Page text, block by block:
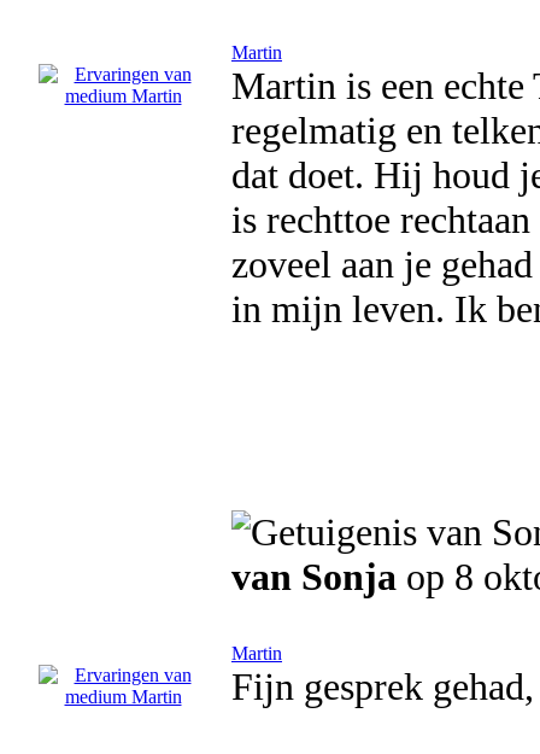
Martin
Martin is een
regelmatig en
dat doet. Hij houd
is rechttoe
zoveel aan je
in mijn leven. Ik
van Sonja op 8
Martin
Fijn gesprek